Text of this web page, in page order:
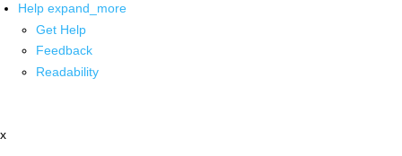
Help expand_more
Get Help
Feedback
Readability
x